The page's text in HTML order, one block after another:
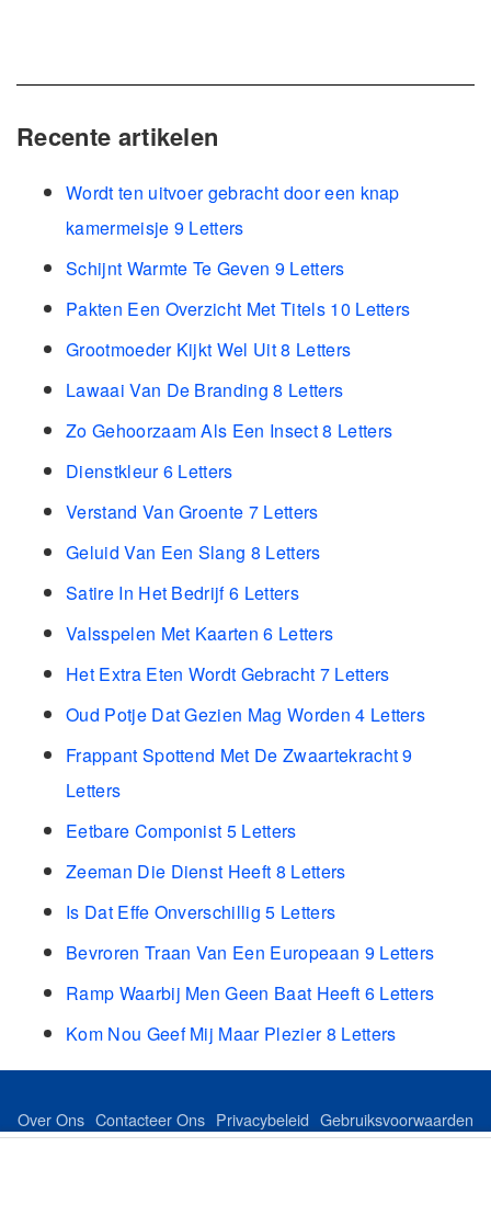
Recente artikelen
Wordt ten uitvoer gebracht door een knap
kamermeisje 9 Letters
Schijnt Warmte Te Geven 9 Letters
Pakten Een Overzicht Met Titels 10 Letters
Grootmoeder Kijkt Wel Uit 8 Letters
Lawaai Van De Branding 8 Letters
Zo Gehoorzaam Als Een Insect 8 Letters
Dienstkleur 6 Letters
Verstand Van Groente 7 Letters
Geluid Van Een Slang 8 Letters
Satire In Het Bedrijf 6 Letters
Valsspelen Met Kaarten 6 Letters
Het Extra Eten Wordt Gebracht 7 Letters
Oud Potje Dat Gezien Mag Worden 4 Letters
Frappant Spottend Met De Zwaartekracht 9
Letters
Eetbare Componist 5 Letters
Zeeman Die Dienst Heeft 8 Letters
Is Dat Effe Onverschillig 5 Letters
Bevroren Traan Van Een Europeaan 9 Letters
Ramp Waarbij Men Geen Baat Heeft 6 Letters
Kom Nou Geef Mij Maar Plezier 8 Letters
Over Ons Contacteer Ons Privacybeleid Gebruiksvoorwaarden